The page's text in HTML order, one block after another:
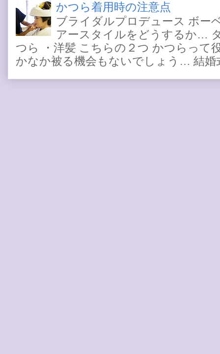
かつら着用時の注意点
ブライダルプロデュース ボー
アースタイルをどうするか…
つら ・洋髪 こちらの２つ かつらって
かなか被る機会もないでしょう… 結婚